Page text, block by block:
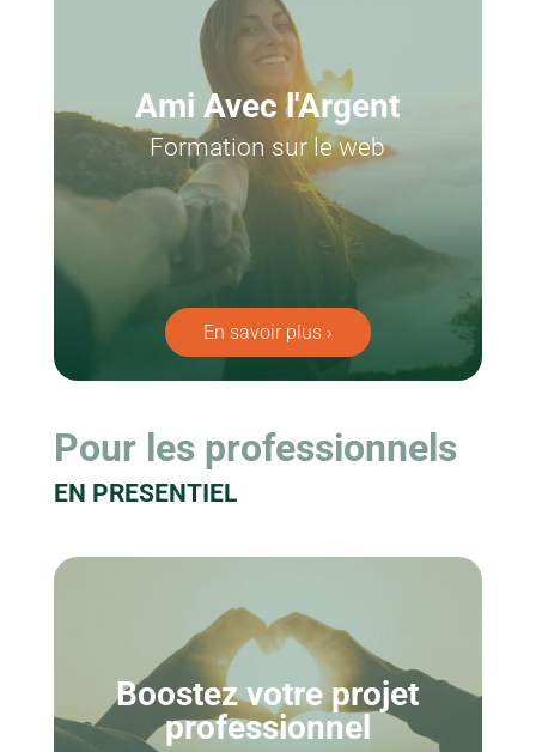
Ami Avec l'Argent
Formation sur le web
En savoir plus ›
Pour les professionnels
EN PRESENTIEL
Boostez votre projet
professionnel